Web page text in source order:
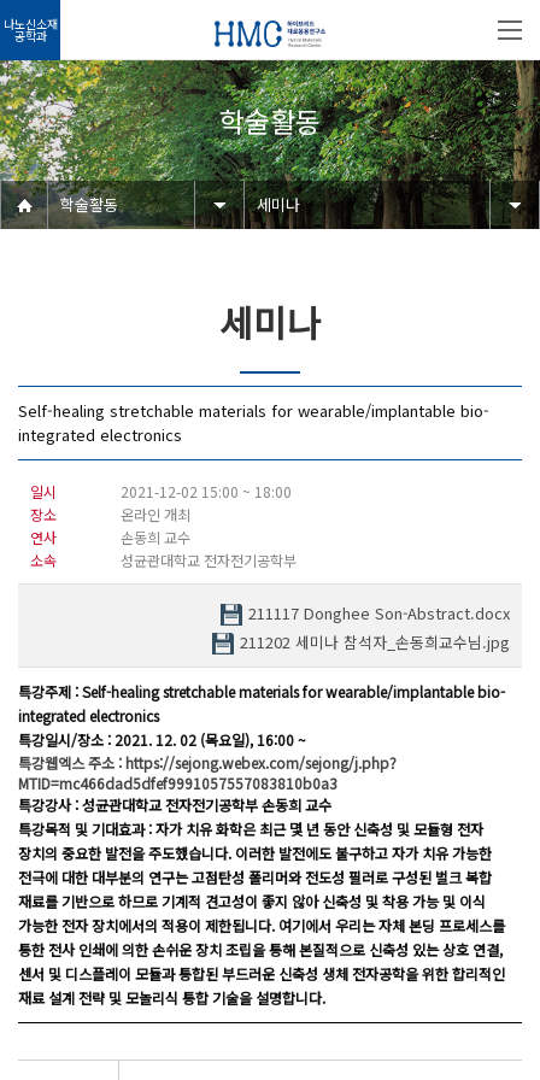
나노신소재
공학과
학술활동
학술활동 세미나
세미나
Self-healing stretchable materials for wearable/implantable bio-
integrated electronics
일시
2021-12-02 15:00 ~ 18:00
장소
온라인 개최
연사
손동희 교수
소속
성균관대학교 전자전기공학부
211117 Donghee Son-Abstract.docx
211202 세미나 참석자_손동희교수님.jpg
특강주제 : Self-healing stretchable materials for wearable/implantable bio-
integrated electronics
특강일시/장소 : 2021. 12. 02 (목요일), 16:00 ~
특강웹엑스 주소 :https://sejong.webex.com/sejong/j.php?
MTID=mc466dad5dfef9991057557083810b0a3
특강강사 : 성균관대학교 전자전기공학부 손동희 교수
특강목적 및 기대효과 :자가 치유 화학은 최근 몇 년 동안 신축성 및 모듈형 전자
장치의 중요한 발전을 주도했습니다. 이러한 발전에도 불구하고 자가 치유 가능한
전극에 대한 대부분의 연구는 고점탄성 폴리머와 전도성 필러로 구성된 벌크 복합
재료를 기반으로 하므로 기계적 견고성이 좋지 않아 신축성 및 착용 가능 및 이식
가능한 전자 장치에서의 적용이 제한됩니다. 여기에서 우리는 자체 본딩 프로세스를
통한 전사 인쇄에 의한 손쉬운 장치 조립을 통해 본질적으로 신축성 있는 상호 연결,
센서 및 디스플레이 모듈과 통합된 부드러운 신축성 생체 전자공학을 위한 합리적인
재료 설계 전략 및 모놀리식 통합 기술을 설명합니다.